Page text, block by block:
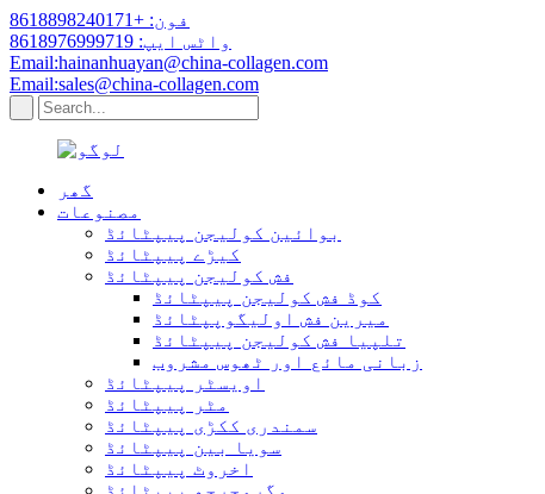
فون: +8618898240171
واٹس ایپ: 8618976999719
Email:hainanhuayan@china-collagen.com
Email:sales@china-collagen.com
گھر
مصنوعات
بوائین کولیجن پیپٹائڈ
کیڑے پیپٹائڈ
فش کولیجن پیپٹائڈ
کوڈ فش کولیجن پیپٹائڈ
میرین فش اولیگوپپٹائڈ
تلپیا فش کولیجن پیپٹائڈ
زبانی مائع اور ٹھوس مشروب
اویسٹر پیپٹائڈ
مٹر پیپٹائڈ
سمندری ککڑی پیپٹائڈ
سویا بین پیپٹائڈ
اخروٹ پیپٹائڈ
مگرمچرچھ پیپٹائڈ